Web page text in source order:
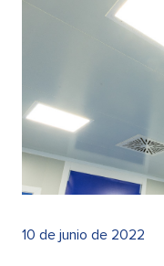
10 de junio de 2022